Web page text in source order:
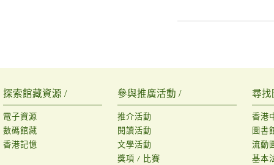
探索館藏資源 /
電子資源
數碼館藏
香港記憶
參與推廣活動 /
推介活動
閱讀活動
文學活動
獎項 / 比賽
尋找
香港
圖書
流動
基本